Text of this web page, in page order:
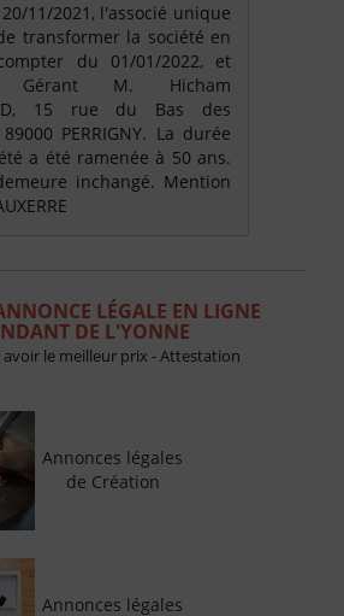
11/2021, l'associé unique
transformer la société en
du 01/01/2022, et
Gérant M. Hicham
15 rue du Bas des
PERRIGNY. La durée
a été ramenée à 50 ans.
inchangé. Mention
LÉGALE EN LIGNE
DE L'YONNE
le meilleur prix - Attestation
Annonces légales
de Création
Annonces légales